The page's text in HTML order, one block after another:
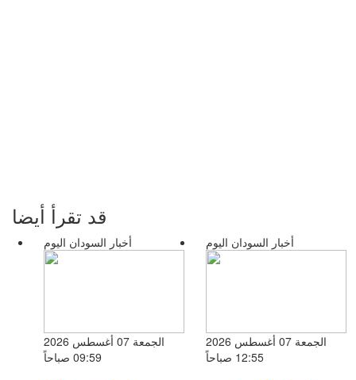
قد تقرأ أيضا
أخبار السودان اليوم
الجمعة 07 أغسطس 2026
09:59 صباحاً
أخبار السودان اليوم
الجمعة 07 أغسطس 2026
12:55 صباحاً